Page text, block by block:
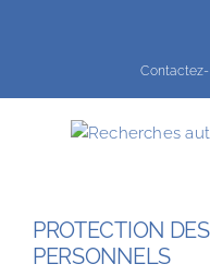
Contactez-
PROTECTION
PERSONNELS